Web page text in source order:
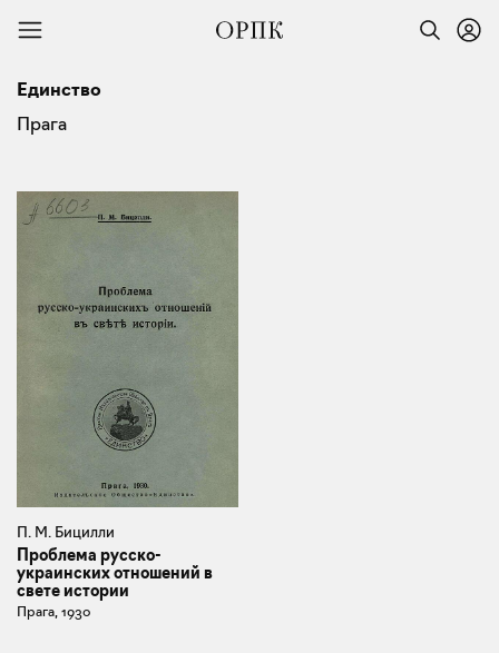
Единство
Прага
П. М. Бицилли
Проблема русско-
украинских отношений в
свете истории
Прага, 1930